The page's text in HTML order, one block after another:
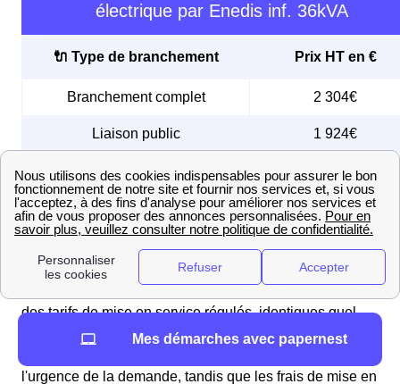
électrique par Enedis inf. 36kVA
🔌 Type de branchement Prix HT en €
Branchement complet 2 304€
Liaison public 1 924€
Liaison privé 1 500€
Quels sont les délais et prix de la mise en service du
compteur EDF à Saint-Mexant ?
Les habitants de Saint-Mexant et les habitantes de
des tarifs de mise en service régulés, identiques quel
que soit leur fournisseur d'énergie. Les frais pour
l'urgence de la demande, tandis que les frais de mise en
Mes démarches avec papernest